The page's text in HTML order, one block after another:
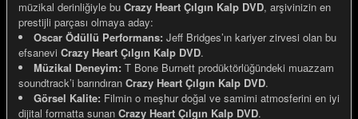
müzikal derinliğiyle bu Crazy Heart Çılgın Kalp DVD, arşivinizin en
prestijli parçası olmaya aday:
Oscar Ödüllü Performans: Jeff Bridges’ın kariyer zirvesi olan bu
efsanevi Crazy Heart Çılgın Kalp DVD.
Müzikal Deneyim: T Bone Burnett prodüktörlüğündeki muazzam
soundtrack’i barındıran Crazy Heart Çılgın Kalp DVD.
Görsel Kalite: Filmin o meşhur doğal ve samimi atmosferini en iyi
dijital formatta sunan Crazy Heart Çılgın Kalp DVD.